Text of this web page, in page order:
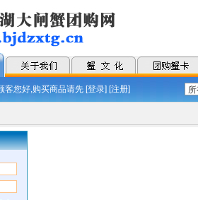
客您好,购买商品请先 [登录] [注册]